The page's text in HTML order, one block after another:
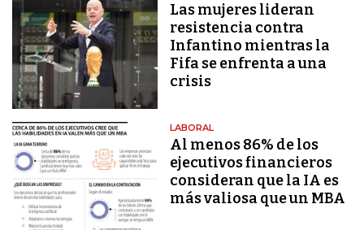
Las mujeres lideran
resistencia contra
Infantino mientras la
Fifa se enfrenta a una
crisis
LABORAL
Al menos 86% de los
ejecutivos financieros
consideran que la IA es
más valiosa que un MBA